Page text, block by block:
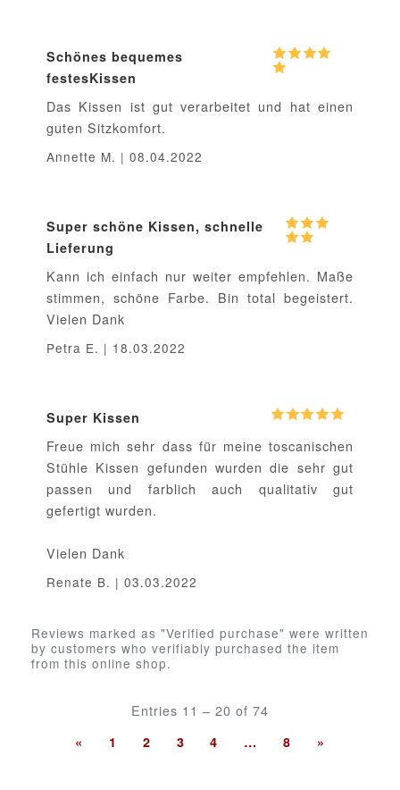
Schönes bequemes
festesKissen
Das Kissen ist gut verarbeitet und hat einen
guten Sitzkomfort.
Annette M. | 08.04.2022
Super schöne Kissen, schnelle
Lieferung
Kann ich einfach nur weiter empfehlen. Maße
stimmen, schöne Farbe. Bin total begeistert.
Vielen Dank
Petra E. | 18.03.2022
Super Kissen
Freue mich sehr dass für meine toscanischen
Stühle Kissen gefunden wurden die sehr gut
passen und farblich auch qualitativ gut
gefertigt wurden.
Vielen Dank
Renate B. | 03.03.2022
Reviews marked as "Verified purchase" were written
by customers who verifiably purchased the item
from this online shop.
Entries 11 – 20 of 74
« 1 2 3 4 … 8 »